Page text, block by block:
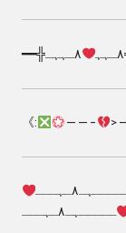
‎━━╬٨ـﮩﮩ
‎‎《: ——-